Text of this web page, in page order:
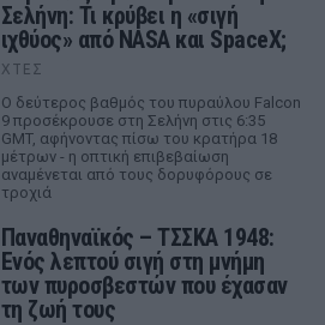
Σελήνη: Τι κρύβει η «σιγή
ιχθύος» από NASA και SpaceX;
ΧΤΕΣ
Ο δεύτερος βαθμός του πυραύλου Falcon
9 προσέκρουσε στη Σελήνη στις 6:35
GMT, αφήνοντας πίσω του κρατήρα 18
μέτρων - η οπτική επιβεβαίωση
αναμένεται από τους δορυφόρους σε
τροχιά
Παναθηναϊκός – ΤΣΣΚΑ 1948:
Ενός λεπτού σιγή στη μνήμη
των πυροσβεστών που έχασαν
τη ζωή τους